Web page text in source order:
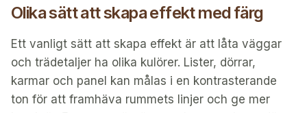
Olika sätt att skapa effekt med färg
Ett vanligt sätt att skapa effekt är att låta väggar
och trädetaljer ha olika kulörer. Lister, dörrar,
karmar och panel kan målas i en kontrasterande
ton för att framhäva rummets linjer och ge mer